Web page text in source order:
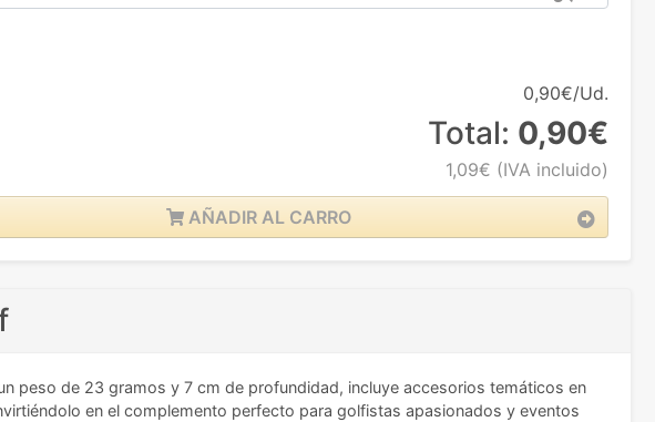
0,90€/Ud.
Total: 0,90€
1,09€ (IVA incluido)
AÑADIR AL CARRO
peso de 23 gramos y 7 cm de profundidad, incluye accesorios temáticos en
en el complemento perfecto para golfistas apasionados y eventos